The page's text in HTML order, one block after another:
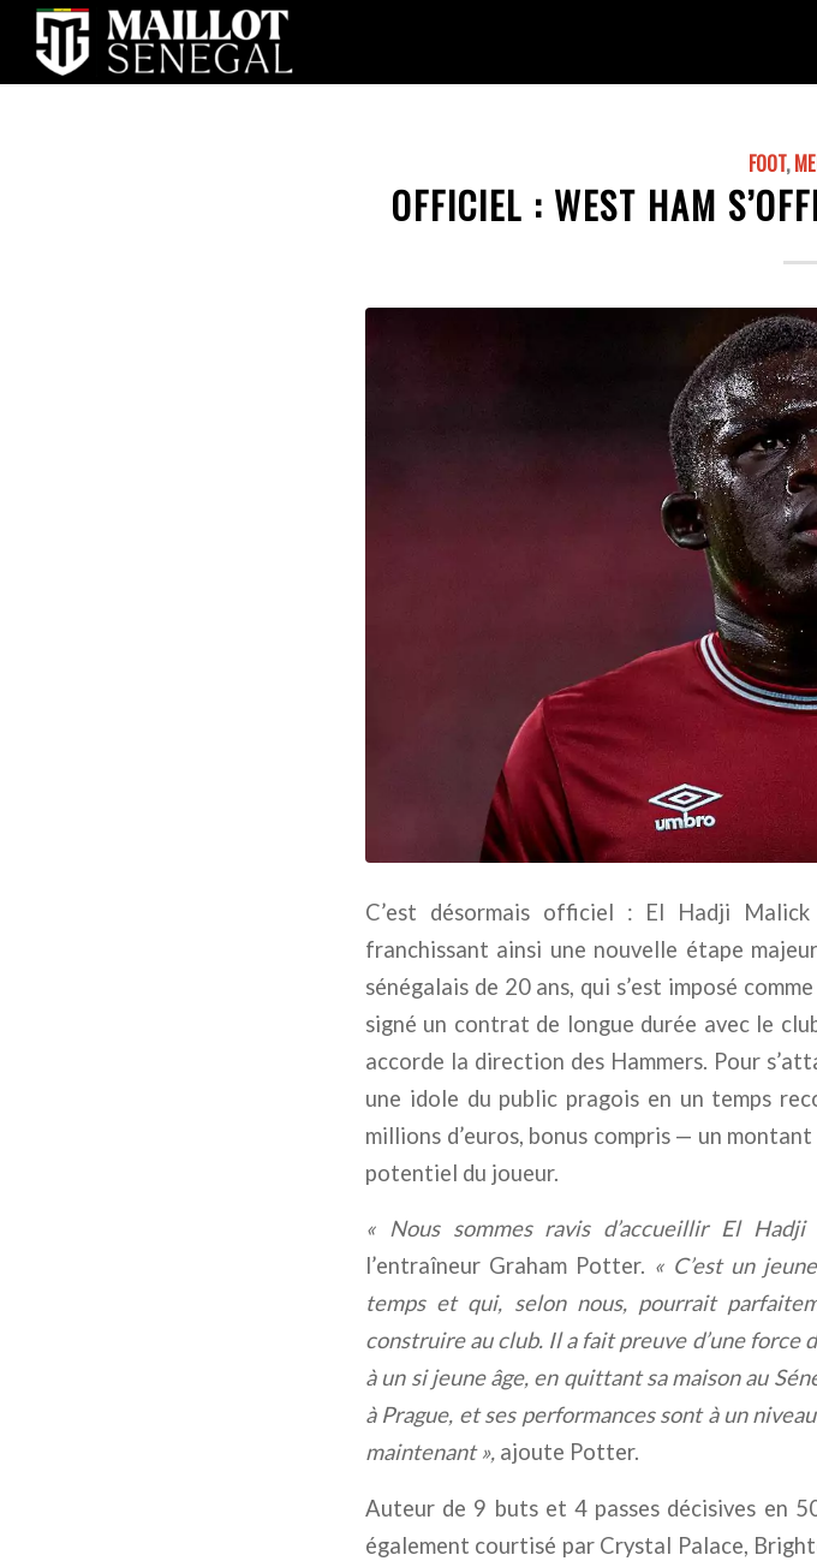
FOOT,
OFFICIEL : WEST HAM
C’est désormais officiel : El Hadji
franchissant ainsi une nouvelle étape
sénégalais de 20 ans, qui s’est imposé
signé un contrat de longue durée avec le
accorde la direction des Hammers. Pour
une idole du public pragois en un temps
millions d’euros, bonus compris — un
potentiel du joueur.
« Nous sommes ravis d’accueillir El
l’entraîneur Graham Potter. « C’est un
temps et qui, selon nous, pourrait
construire au club. Il a fait preuve d’une
à un si jeune âge, en quittant sa maison au
à Prague, et ses performances sont à un
maintenant », ajoute Potter.
Auteur de 9 buts et 4 passes décisives en
également courtisé par Crystal Palace,